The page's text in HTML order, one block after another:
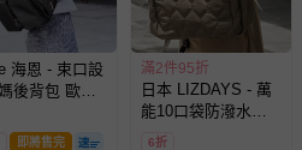
海恩 - 束口設
後背包 歐美
黑
即將售完
滿2件95折
日本 LIZDAYS - 萬
能10口袋防潑水大
容量媽媽包/後背包-
6折